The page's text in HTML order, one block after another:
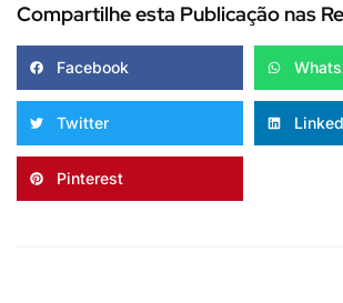
Compartilhe esta Publicação nas
Facebook
Twitter
Pinterest